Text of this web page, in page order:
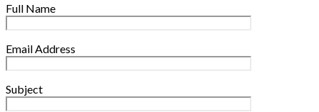
Full Name
Email Address
Subject